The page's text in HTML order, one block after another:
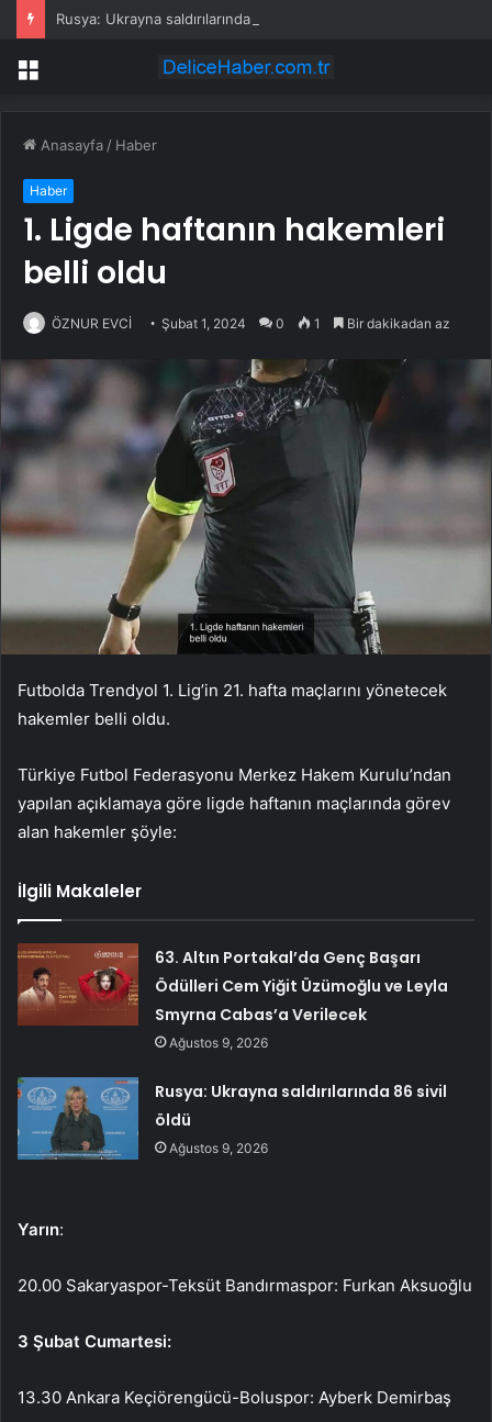
Rusya: Ukrayna saldırılarında 86 sivil öldü
Menü
Anasayfa / Haber
Haber
1. Ligde haftanın hakemleri
belli oldu
ÖZNUR EVCİ Şubat 1, 2024 0 1 Bir dakikadan az
Futbolda Trendyol 1. Lig’in 21. hafta maçlarını yönetecek
hakemler belli oldu.
Türkiye Futbol Federasyonu Merkez Hakem Kurulu’ndan
yapılan açıklamaya göre ligde haftanın maçlarında görev
alan hakemler şöyle:
İlgili Makaleler
63. Altın Portakal’da Genç Başarı
Ödülleri Cem Yiğit Üzümoğlu ve Leyla
Smyrna Cabas’a Verilecek
Ağustos 9, 2026
Rusya: Ukrayna saldırılarında 86 sivil
öldü
Ağustos 9, 2026
Yarın:
20.00 Sakaryaspor-Teksüt Bandırmaspor: Furkan Aksuoğlu
3 Şubat Cumartesi:
13.30 Ankara Keçiörengücü-Boluspor: Ayberk Demirbaş